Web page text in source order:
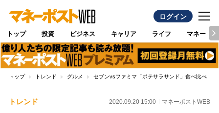
ログイン
トップ 投資 ビジネス キャリア ライフ マネー
トップ トレンド グルメ セブンvsファミマ「ポテサラサンド」食べ比べ 個
トレンド 2020.09.20 15:00 マネーポストWEB